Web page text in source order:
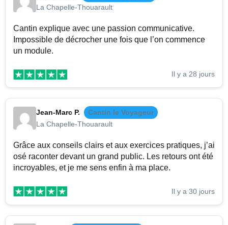
La Chapelle-Thouarault
Cantin explique avec une passion communicative.
Impossible de décrocher une fois que l’on commence
un module.
Il y a 28 jours
Jean-Marc P.
Cantin le Voyageur
La Chapelle-Thouarault
Grâce aux conseils clairs et aux exercices pratiques, j’ai
osé raconter devant un grand public. Les retours ont été
incroyables, et je me sens enfin à ma place.
Il y a 30 jours